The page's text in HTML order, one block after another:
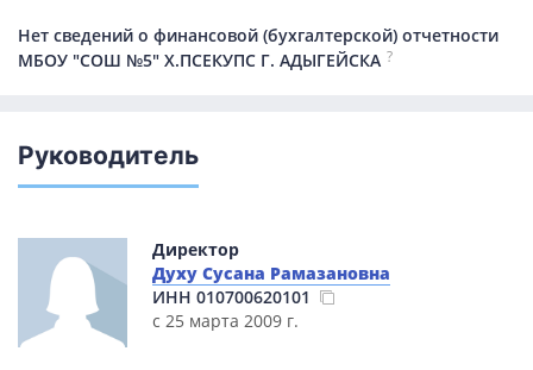
Нет сведений о финансовой (бухгалтерской) отчетности
МБОУ "СОШ №5" Х.ПСЕКУПС Г. АДЫГЕЙСКА ?
Руководитель
Директор
Духу Сусана Рамазановна
ИНН 010700620101
с 25 марта 2009 г.